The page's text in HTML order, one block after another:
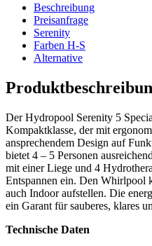
Beschreibung
Preisanfrage
Serenity
Farben H-S
Alternative
Der Hydropool Serenity 5
Kompaktklasse, der mit
ansprechendem Design auf
bietet 4 – 5 Personen
mit einer Liege und 4
Entspannen ein. Den Whirlpool
auch Indoor aufstellen. Die
ein Garant für sauberes, klares
Technische Daten